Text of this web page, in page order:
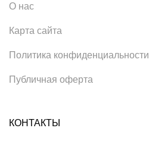
О нас
Карта сайта
Политика конфиденциальности
Публичная оферта
КОНТАКТЫ